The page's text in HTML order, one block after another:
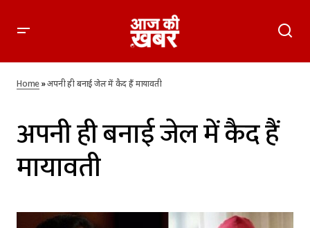
Home»अपनी ही बनाई जेल में कैद हैं मायावती
अपनी ही बनाई जेल में कैद हैं
मायावती